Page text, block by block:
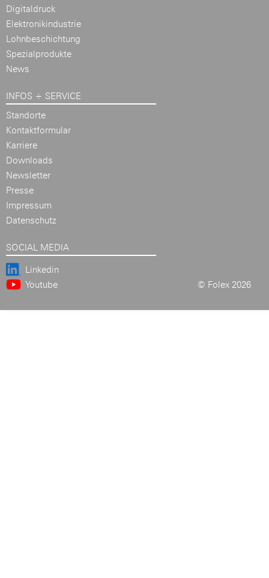
Digitaldruck
Elektronikindustrie
Lohnbeschichtung
Spezialprodukte
News
INFOS + SERVICE
Standorte
Kontaktformular
Karriere
Downloads
Newsletter
Presse
Impressum
Datenschutz
SOCIAL MEDIA
Linkedin
Youtube
© Folex 2026